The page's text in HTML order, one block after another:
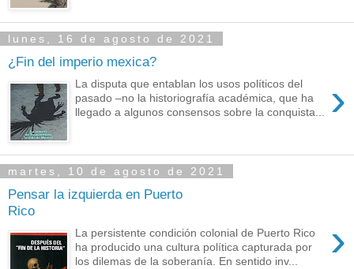
lunes, 16 de agosto de 2021
¿Fin del imperio mexica?
›
La disputa que entablan los usos políticos del
pasado –no la historiografía académica, que ha
llegado a algunos consensos sobre la conquista...
martes, 10 de agosto de 2021
Pensar la izquierda en Puerto
Rico
›
La persistente condición colonial de Puerto Rico
ha producido una cultura política capturada por
los dilemas de la soberanía. En sentido inv...